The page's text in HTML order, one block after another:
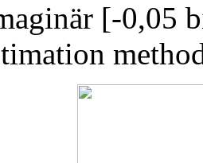
[-0,05